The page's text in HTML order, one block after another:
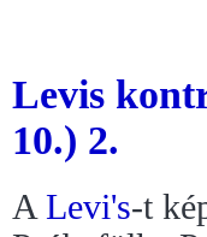
Levis
10.) 2.
A Levi's-t